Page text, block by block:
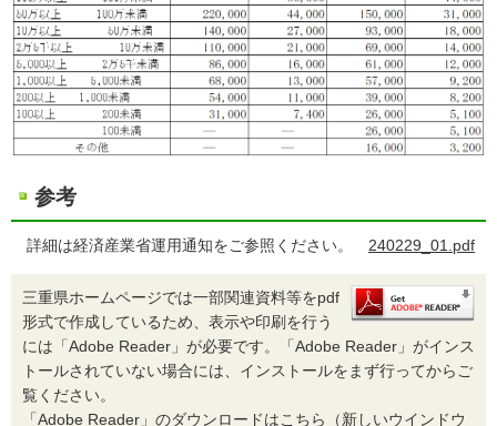
参考
詳細は経済産業省運用通知をご参照ください。 240229_01.pdf
三重県ホームページでは一部関連資料等をpdf
形式で作成しているため、表示や印刷を行う
には「Adobe Reader」が必要です。「Adobe Reader」がインス
トールされていない場合には、インストールをまず行ってからご
覧ください。
「Adobe Reader」のダウンロードはこちら（新しいウインドウ